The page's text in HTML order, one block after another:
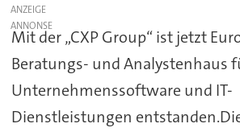
ANZEIGE
Mit der „CXP Group“ ist jetzt
Beratungs- und Analystenhaus
Unternehmenssoftware und IT-
Dienstleistungen